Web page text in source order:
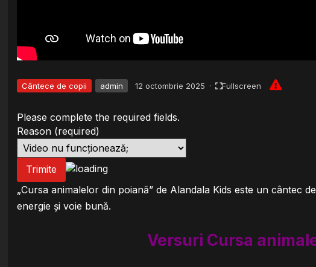
Cântece de copii admin 12 octombrie 2025 · Fullscreen
Please complete the required fields.
Reason (required)
Trimite
„Cursa animalelor din poiană” de Alandala Kids este un cântec
energie și voie bună.
Versuri Cursa